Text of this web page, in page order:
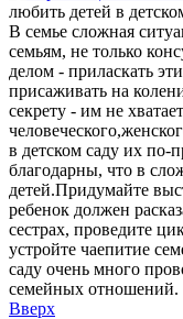
любить детей в
В семье сложная
семьям, не только
делом - приласкать
присаживать на
секрету - им не
в детском саду их
благодарны, что в
детей.Придумайте
ребенок должен
сестрах, проведите
устройте чаепитие
саду очень много
семейных отношений.
Вверх